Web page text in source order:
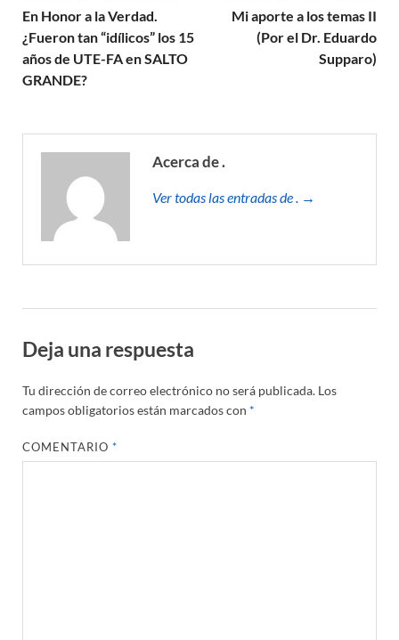
En Honor a la Verdad.
¿Fueron tan “idílicos” los 15
años de UTE-FA en SALTO
GRANDE?
Mi aporte a los temas II
(Por el Dr. Eduardo
Supparo)
Acerca de .
Ver todas las entradas de . →
Deja una respuesta
Tu dirección de correo electrónico no será publicada. Los
campos obligatorios están marcados con *
COMENTARIO*